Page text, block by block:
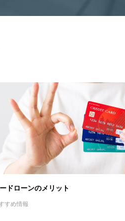
ドローンのメリット
すめ情報